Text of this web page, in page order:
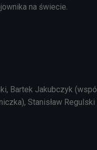
na świecie.
, Bartek Jakubczyk
Stanisław